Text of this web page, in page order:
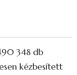
348 db
kézbesített